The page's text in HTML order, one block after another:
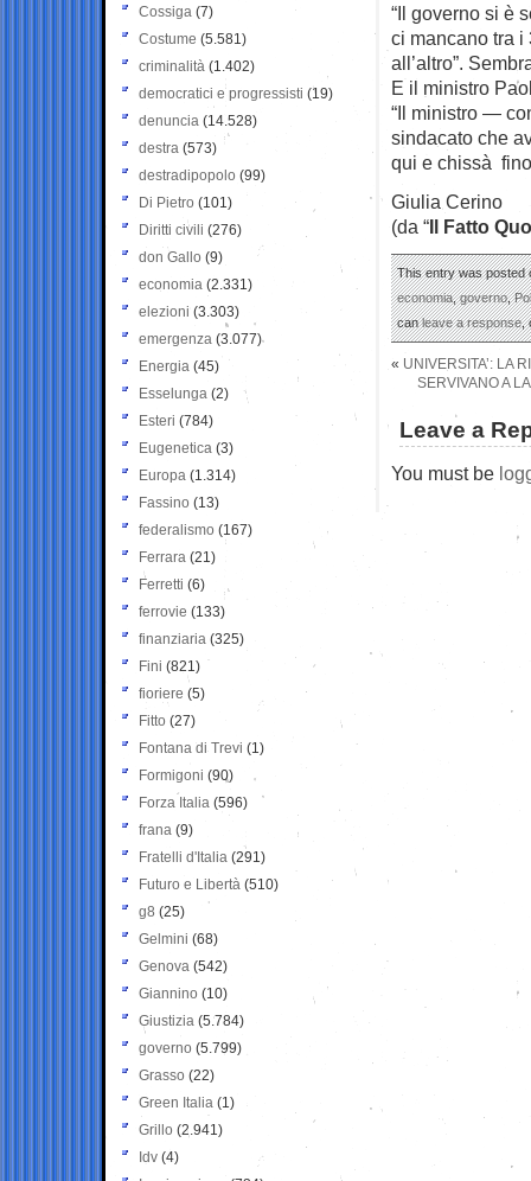
“Il governo si è
ci mancano tra i
all’altro”.
E il ministro
“Il ministro —
sindacato che
qui e chissà
Giulia Cerino
(da “Il Fatto
This entry was posted
economia,governo,
canleave a response,
« UNIVERSITA’: LA
SERVIVANO A
Leave a
You must be
Cossiga (7)
Costume (5.581)
criminalità (1.402)
democratici e progressisti (19)
denuncia (14.528)
destra (573)
destradipopolo (99)
Di Pietro (101)
Diritti civili (276)
don Gallo (9)
economia (2.331)
elezioni (3.303)
emergenza (3.077)
Energia (45)
Esselunga (2)
Esteri (784)
Eugenetica (3)
Europa (1.314)
Fassino (13)
federalismo (167)
Ferrara (21)
Ferretti (6)
ferrovie (133)
finanziaria (325)
Fini (821)
fioriere (5)
Fitto (27)
Fontana di Trevi (1)
Formigoni (90)
Forza Italia (596)
frana (9)
Fratelli d'Italia (291)
Futuro e Libertà (510)
g8 (25)
Gelmini (68)
Genova (542)
Giannino (10)
Giustizia (5.784)
governo (5.799)
Grasso (22)
Green Italia (1)
Grillo (2.941)
Idv (4)